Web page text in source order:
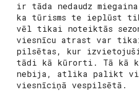
ir tāda nedaudz
ka tūrisms te ieplūst
vēl tikai noteiktās
viesnīcu atrast var
pilsētas, kur
tādi kā kūrorti. Tā kā
nebija, atlika palikt
viesnīciņā vespilsētā.